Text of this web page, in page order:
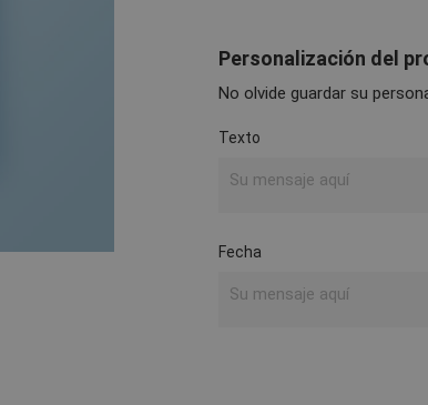
Personalización del
No olvide guardar su
Texto
Fecha